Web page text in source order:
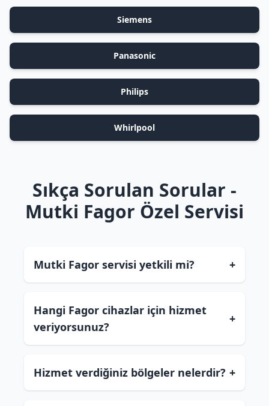
Siemens
Panasonic
Philips
Whirlpool
Sıkça Sorulan Sorular -
Mutki Fagor Özel Servisi
Mutki Fagor servisi yetkili mi? +
Hangi Fagor cihazlar için hizmet
veriyorsunuz?
+
Hizmet verdiğiniz bölgeler nelerdir? +